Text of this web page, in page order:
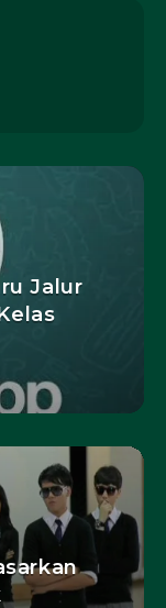
Jalur